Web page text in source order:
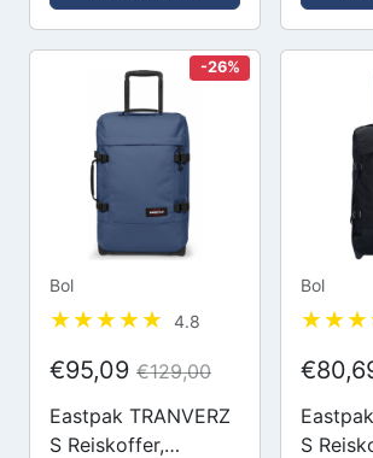
Length 35 Exp
(Handbagage)
Ozone Black
-26%
Bol
4.8
€95,09 €129,00
Eastpak TRANVERZ
S Reiskoffer,
Bol
S